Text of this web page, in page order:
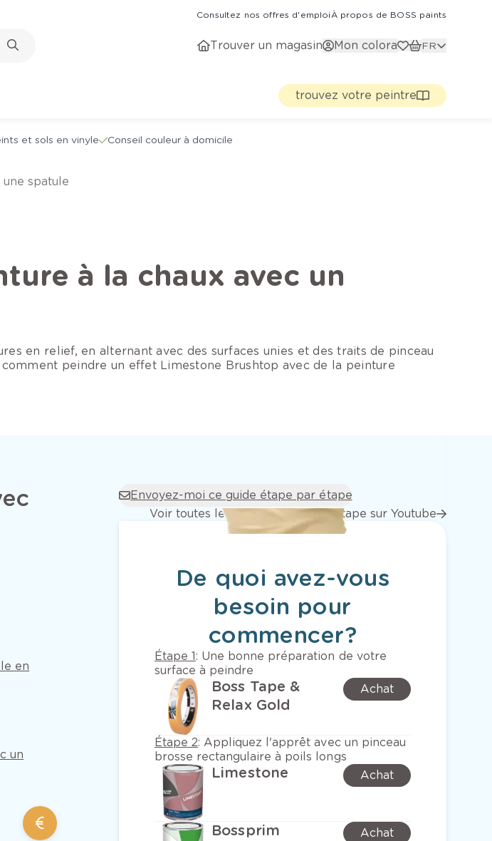
Consultez nos offres d'emploiÀ propos de BOSS paints
Trouver un magasin Mon colora FR
trouvez votre peintre
et sols en vinyle Conseil couleur à domicile
une spatule
à la chaux avec un
en relief, en alternant avec des surfaces unies et des traits de pinceau
peindre un effet Limestone Brushtop avec de la peinture
en
un
Envoyez-moi ce guide étape par étape
Voir toutes les vidéos étape par étape sur Youtube
De quoi avez-vous
besoin pour
commencer?
Étape 1 : Une bonne préparation de votre
surface à peindre
Boss Tape &
Relax Gold
Achat
Étape 2: Appliquez l'apprêt avec un pinceau
brosse rectangulaire à poils longs
Limestone Achat
Bossprim Achat